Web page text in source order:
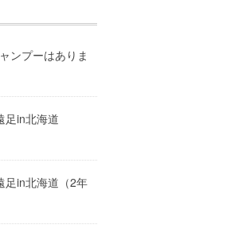
ンプーはありま
足in北海道
足in北海道（2年